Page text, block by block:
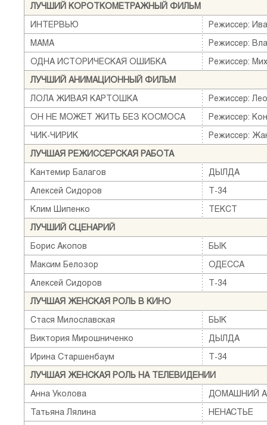
ЛУЧШИЙ КОРОТКОМЕТРАЖНЫЙ ФИЛЬМ
ИНТЕРВЬЮ
Режиссер:
МАМА
Режиссер:
ОДНА ИСТОРИЧЕСКАЯ ОШИБКА
Режиссер:
ЛУЧШИЙ АНИМАЦИОННЫЙ ФИЛЬМ
ЛОЛА ЖИВАЯ КАРТОШКА
Режиссер:
ОН НЕ МОЖЕТ ЖИТЬ БЕЗ КОСМОСА
Режиссер:
ЧИК-ЧИРИК
Режиссер:
ЛУЧШАЯ РЕЖИССЕРСКАЯ РАБОТА
Кантемир Балагов
ДЫЛДА
Алексей Сидоров
Т-34
Клим Шипенко
ТЕКСТ
ЛУЧШИЙ СЦЕНАРИЙ
Борис Акопов
БЫК
Максим Белозор
ОДЕССА
Алексей Сидоров
Т-34
ЛУЧШАЯ ЖЕНСКАЯ РОЛЬ В КИНО
Стася Милославская
БЫК
Виктория Мирошниченко
ДЫЛДА
Ирина Старшенбаум
Т-34
ЛУЧШАЯ ЖЕНСКАЯ РОЛЬ НА ТЕЛЕВИДЕНИИ
Анна Уколова
ДОМАШНИЙ
Татьяна Лялина
НЕНАСТЬЕ